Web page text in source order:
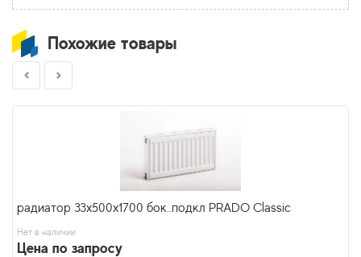
Похожие товары
радиатор 33x500х1700 бок..подкл PRADO Classic
Нет в наличии
Цена по запросу